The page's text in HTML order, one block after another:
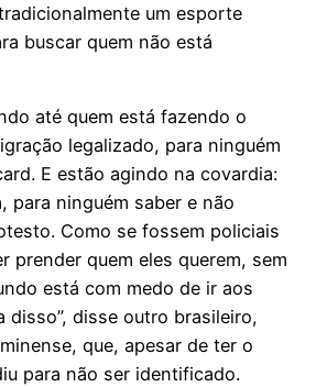
um esporte
buscar quem não está
até quem está fazendo o
legalizado, para ninguém
E estão agindo na covardia:
para ninguém saber e não
Como se fossem policiais
prender quem eles querem, sem
está com medo de ir aos
disso”, disse outro brasileiro,
que, apesar de ter o
para não ser identificado.